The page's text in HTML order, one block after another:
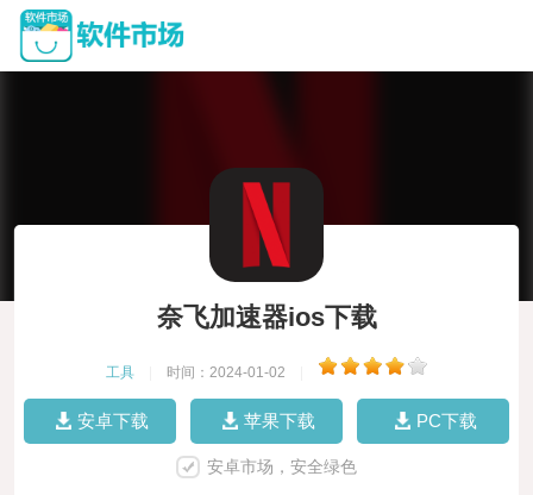
奈飞加速器ios下载
工具 时间：2024-01-02
安卓下载 苹果下载 PC下载
安卓市场，安全绿色